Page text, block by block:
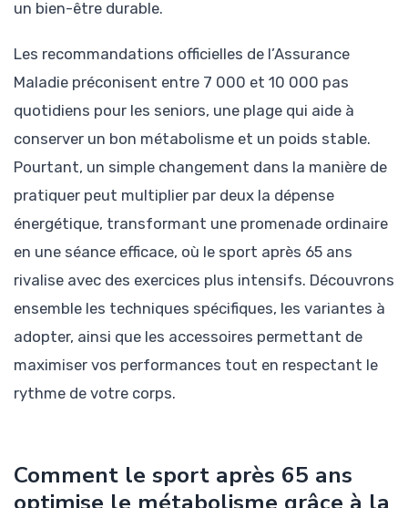
un bien-être durable.
Les recommandations officielles de l’Assurance
Maladie préconisent entre 7 000 et 10 000 pas
quotidiens pour les seniors, une plage qui aide à
conserver un bon métabolisme et un poids stable.
Pourtant, un simple changement dans la manière de
pratiquer peut multiplier par deux la dépense
énergétique, transformant une promenade ordinaire
en une séance efficace, où le sport après 65 ans
rivalise avec des exercices plus intensifs. Découvrons
ensemble les techniques spécifiques, les variantes à
adopter, ainsi que les accessoires permettant de
maximiser vos performances tout en respectant le
rythme de votre corps.
Comment le sport après 65 ans